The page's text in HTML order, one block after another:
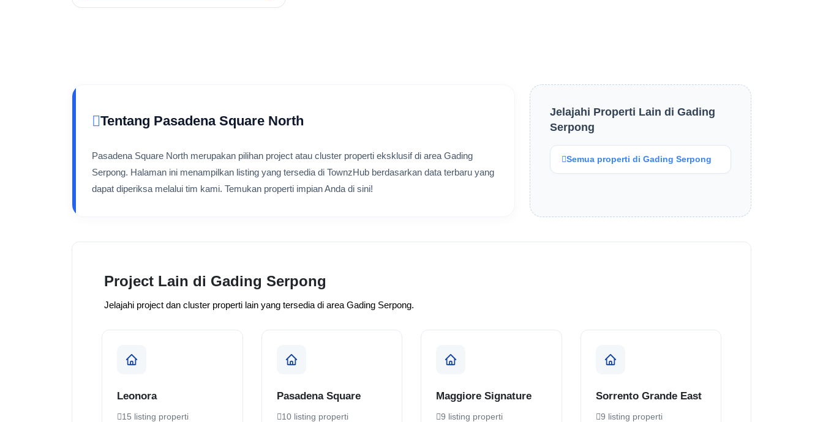
Tentang Pasadena Square North
Pasadena Square North merupakan pilihan project atau cluster properti eksklusif di area Gading
Serpong. Halaman ini menampilkan listing yang tersedia di TownzHub berdasarkan data terbaru yang
dapat diperiksa melalui tim kami. Temukan properti impian Anda di sini!
Jelajahi Properti Lain di Gading
Serpong
Semua properti di Gading Serpong
Project Lain di Gading Serpong
Jelajahi project dan cluster properti lain yang tersedia di area Gading Serpong.
Leonora
15 listing properti
Pasadena Square
10 listing properti
Maggiore Signature
9 listing properti
Sorrento Grande East
9 listing properti